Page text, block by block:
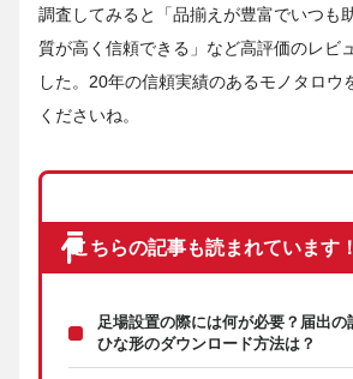
調査してみると「品揃えが豊富でいつも
質が高く信頼できる」など高評価のレビ
した。20年の信頼実績のあるモノタロウ
くださいね。
こちらの記事も読まれています！
足場設置の際には何が必要？届出の
ひな形のダウンロード方法は？